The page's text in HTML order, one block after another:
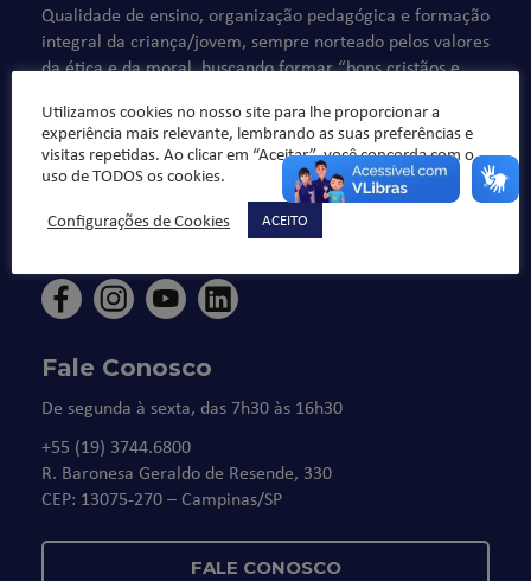
Qualidade de ensino, organização pedagógica e formação
integral da criança/jovem, sempre norteado pelos valores
da ética e da moral, buscando formar “bons cristãos e
Fale Conosco
De segunda à sexta, das 7h30 às 16h30
+55 (19) 3744.6800
R. Baronesa Geraldo de Resende, 330
CEP: 13075-270 – Campinas/SP
FALE CONOSCO
Utilizamos cookies no nosso site para lhe proporcionar a
experiência mais relevante, lembrando as suas preferências e
visitas repetidas. Ao clicar em “Aceitar”, você concorda com o
uso de TODOS os cookies.
Configurações de Cookies
ACEITO